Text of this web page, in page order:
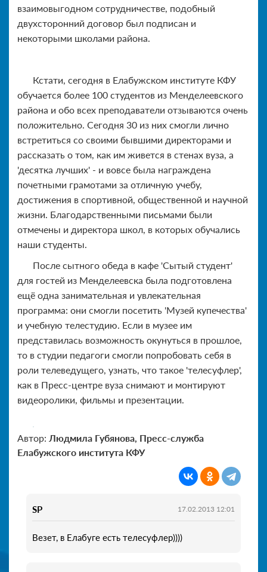
взаимовыгодном сотрудничестве, подобный
двухсторонний договор был подписан и
некоторыми школами района.
Кстати, сегодня в Елабужском институте КФУ
обучается более 100 студентов из Менделеевского
района и обо всех преподаватели отзываются очень
положительно. Сегодня 30 из них смогли лично
встретиться со своими бывшими директорами и
рассказать о том, как им живется в стенах вуза, а
'десятка лучших' - и вовсе была награждена
почетными грамотами за отличную учебу,
достижения в спортивной, общественной и научной
жизни. Благодарственными письмами были
отмечены и директора школ, в которых обучались
наши студенты.
После сытного обеда в кафе 'Сытый студент'
для гостей из Менделеевска была подготовлена
ещё одна занимательная и увлекательная
программа: они смогли посетить 'Музей купечества'
и учебную телестудию. Если в музее им
представилась возможность окунуться в прошлое,
то в студии педагоги смогли попробовать себя в
роли телеведущего, узнать, что такое 'телесуфлер',
как в Пресс-центре вуза снимают и монтируют
видеоролики, фильмы и презентации.
Автор: Людмила Губянова, Пресс-служба
Елабужского института КФУ
SP 17.02.2013 12:01
Везет, в Елабуге есть телесуфлер))))